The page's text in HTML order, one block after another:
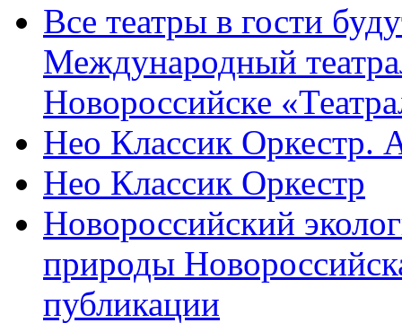
Все театры в гости
Международный
Новороссийске
Нео Классик Оркестр.
Нео Классик Оркестр
Новороссийский
природы
публикации